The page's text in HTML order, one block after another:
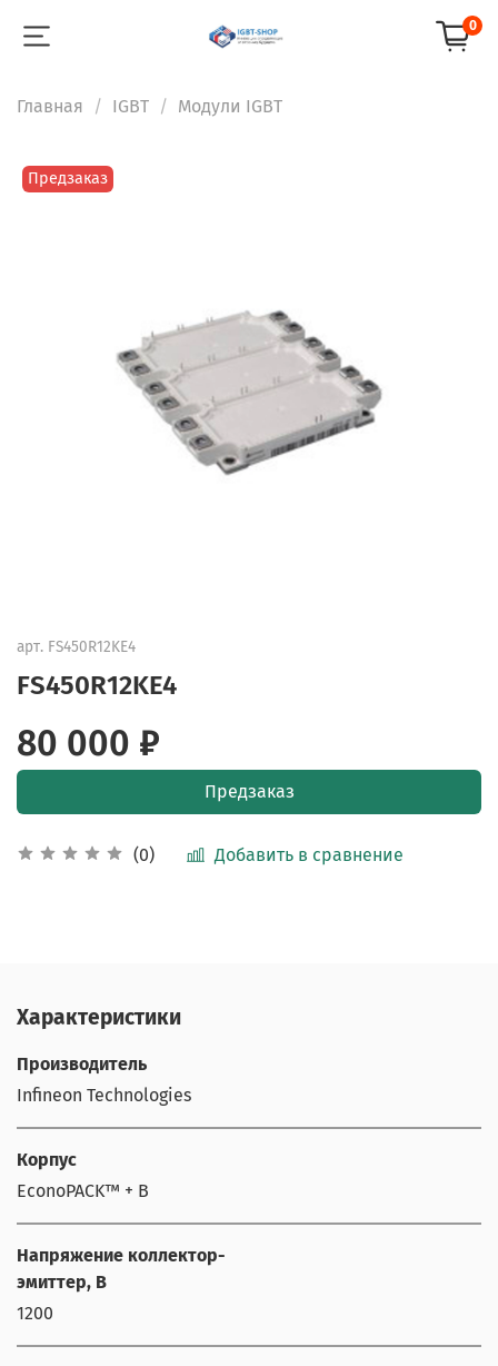
0
Главная IGBT Модули IGBT
Предзаказ
арт. FS450R12KE4
FS450R12KE4
(0) Добавить в сравнение
80 000 ₽
Предзаказ
Характеристики
Производитель
Infineon Technologies
Корпус
EconoPACK™ + B
Напряжение коллектор-
эмиттер, В
1200